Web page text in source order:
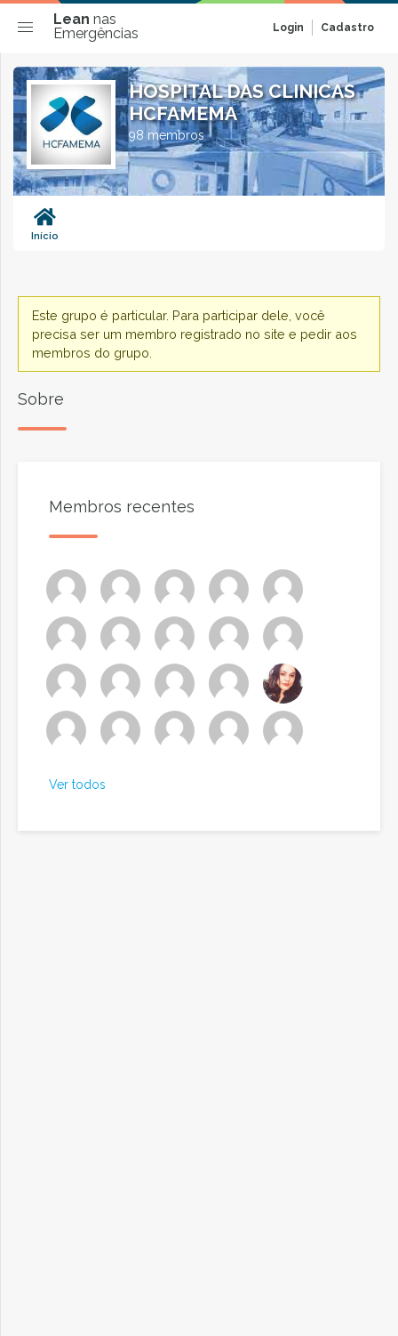
Lean nas
Emergências
Login Cadastro
HOSPITAL DAS CLINICAS
HCFAMEMA
98 membros
Início
Este grupo é particular. Para participar dele, você
precisa ser um membro registrado no site e pedir aos
membros do grupo.
Sobre
Membros recentes
Ver todos